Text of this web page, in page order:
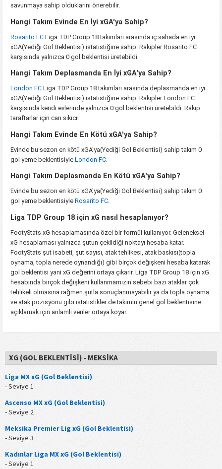
savunmaya sahip olduklarını önerebilir.
Hangi Takım Evinde En İyi xGA'ya Sahip?
Rosarito FC Liga TDP Group 18 takımları arasında iç sahada en iyi
xGA(Yediği Gol Beklentisi) istatistiğine sahip. Rakipler Rosarito FC
karşısında yalnızca 0 gol beklentisi üretebildi.
Hangi Takım Deplasmanda En İyi xGA'ya Sahip?
London FC Liga TDP Group 18 takımları arasında deplasmanda en iyi
xGA(Yediği Gol Beklentisi) istatistiğine sahip. Rakipler London FC
karşısında kendi evlerinde yalnızca 0 gol beklentisi üretebildi. Rakip
taraftarlar için can sıkıcı!
Hangi Takım Evinde En Kötü xGA'ya Sahip?
Evinde bu sezon en kötü xGA'ya(Yediği Gol Beklentisi) sahip takım 0
gol yeme beklentisiyle London FC
Hangi Takım Deplasmanda En Kötü xGA'ya Sahip?
Evinde bu sezon en kötü xGA'ya(Yediği Gol Beklentisi) sahip takım 0
gol yeme beklentisiyle Rosarito FC.
Liga TDP Group 18 için xG nasıl hesaplanıyor?
FootyStats xG hesaplamasında özel bir formül kullanıyor. Geleneksel
xG hesaplaması yalnızca şutun çekildiği noktayı hesaba katar.
FootyStats şut isabeti, şut sayısı, atak tehlikesi, atak baskısı(topla
oynama, topla nerede oynandığı) gibi birçok değişkeni hesaba katarak
gol beklentisi yani xG değerini ortaya çıkarır. Liga TDP Group 18 için xG
hesabında birçok değişkeni kullanmamızın sebebi bazı ataklar çok
tehlikeli olmasına rağmen şutla sonuçlanmayabilir ya da topla oynama
ve atak pozisyonu gibi istatistikler de takımın genel gol beklentisine
açıklamak için anlamlı veriler ortaya koyar.
XG (GOL BEKLENTISI) - MEKSIKA
Liga MX xG (Gol Beklentisi)
- Seviye 1
Ascenso MX xG (Gol Beklentisi)
- Seviye 2
Meksika Premier Lig xG (Gol Beklentisi)
- Seviye 3
Kadınlar Liga MX xG (Gol Beklentisi)
- Seviye 1